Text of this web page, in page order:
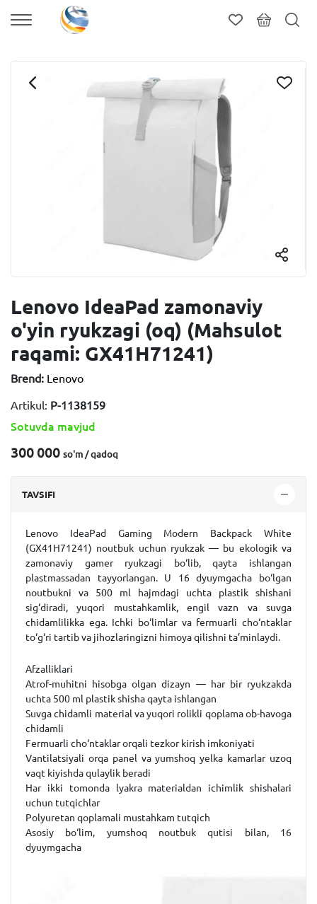
Lenovo IdeaPad zamonaviy
o'yin ryukzagi (oq) (Mahsulot
raqami: GX41H71241)
Brend: Lenovo
Artikul: P-1138159
Sotuvda mavjud
300 000 so'm / qadoq
TAVSIFI
Lenovo IdeaPad Gaming Modern Backpack White
(GX41H71241) noutbuk uchun ryukzak— bu ekologik va
zamonaviy gamer ryukzagi bo‘lib, qayta ishlangan
plastmassadan tayyorlangan. U 16 dyuymgacha bo‘lgan
noutbukni va 500 ml hajmdagi uchta plastik shishani
sig‘diradi, yuqori mustahkamlik, engil vazn va suvga
chidamlilikka ega. Ichki bo‘limlar va fermuarli cho‘ntaklar
to‘g‘ri tartib va jihozlaringizni himoya qilishni ta’minlaydi.
Afzalliklari
Atrof-muhitni hisobga olgan dizayn — har bir ryukzakda
uchta 500 ml plastik shisha qayta ishlangan
Suvga chidamli material va yuqori rolikli qoplama ob-havoga
chidamli
Fermuarli cho‘ntaklar orqali tezkor kirish imkoniyati
Vantilatsiyali orqa panel va yumshoq yelka kamarlar uzoq
vaqt kiyishda qulaylik beradi
Har ikki tomonda lyakra materialdan ichimlik shishalari
uchun tutqichlar
Polyuretan qoplamali mustahkam tutqich
Asosiy bo‘lim, yumshoq noutbuk qutisi bilan, 16
dyuymgacha